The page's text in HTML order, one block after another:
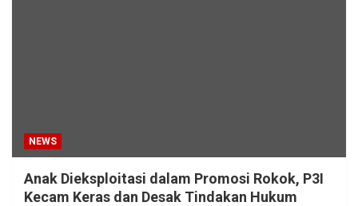
NEWS
Anak Dieksploitasi dalam Promosi Rokok, P3I
Kecam Keras dan Desak Tindakan Hukum